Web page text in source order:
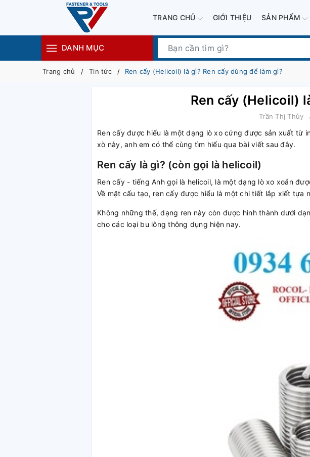
TRANG CHỦ GIỚI THIỆU SẢN PHẨM
DANH MỤC
Trang chủ Tin tức Ren cấy (Helicoil) là gì? Ren cấy dùng để làm gì?
Ren cấy (Helicoil)
Trần Thị Thủy
Ren cấy được hiểu là một dạng lò xo cứng được sản xuất từ
xò này, anh em có thể cùng tìm hiểu qua bài viết sau đây.
Ren cấy là gì? (còn gọi là helicoil)
Ren cấy - tiếng Anh gọi là helicoil, là một dạng lò xo xoắn
Về mặt cấu tạo, ren cấy được hiểu là một chi tiết lắp xiết tựa
Không những thế, dạng ren này còn được hình thành dưới
cho các loại bu lông thông dụng hiện nay.